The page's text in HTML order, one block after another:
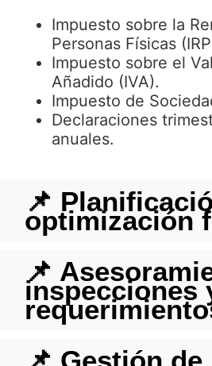
Impuesto sobre la
Personas Físicas
Impuesto sobre el
Añadido (IVA).
Impuesto de
Declaraciones
anuales.
📌
optimización
📌
inspecciones
📌 Gestión de